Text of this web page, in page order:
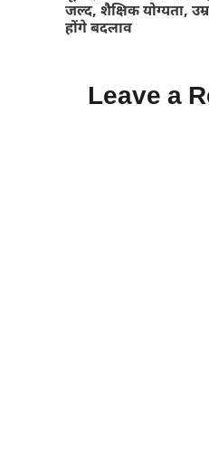
जल्द, शैक्षिक योग्यता,
होंगे बदलाव
Leave a